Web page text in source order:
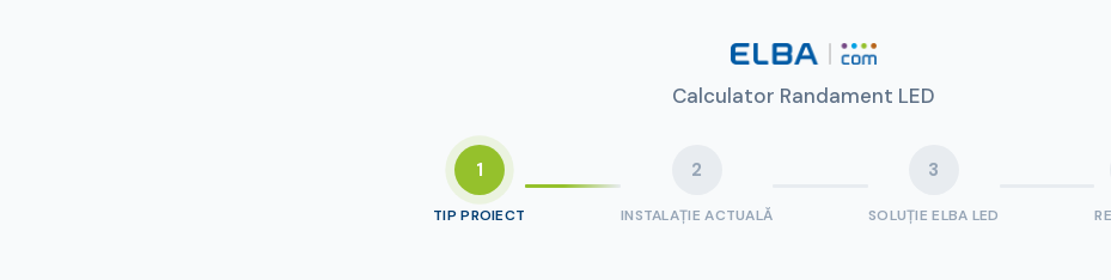
Calculator Randament LED
1
TIP PROIECT
2
INSTALAȚIE ACTUALĂ
3
SOLUȚIE ELBA LED